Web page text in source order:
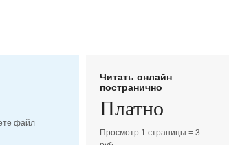
файл
Читать онлайн
постранично
Платно
Просмотр 1 страницы = 3